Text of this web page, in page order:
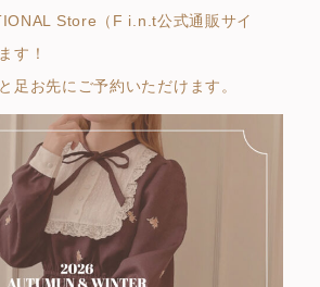
Store（F i.n.t公式通販サイ
す！
足お先にご予約いただけます。